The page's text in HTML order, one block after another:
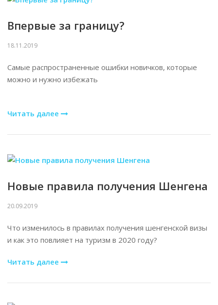
Впервые за границу?
18.11.2019
Самые распространенные ошибки новичков, которые
можно и нужно избежать ⠀
Читать далее
Новые правила получения Шенгена
20.09.2019
Что изменилось в правилах получения шенгенской визы
и как это повлияет на туризм в 2020 году?
Читать далее